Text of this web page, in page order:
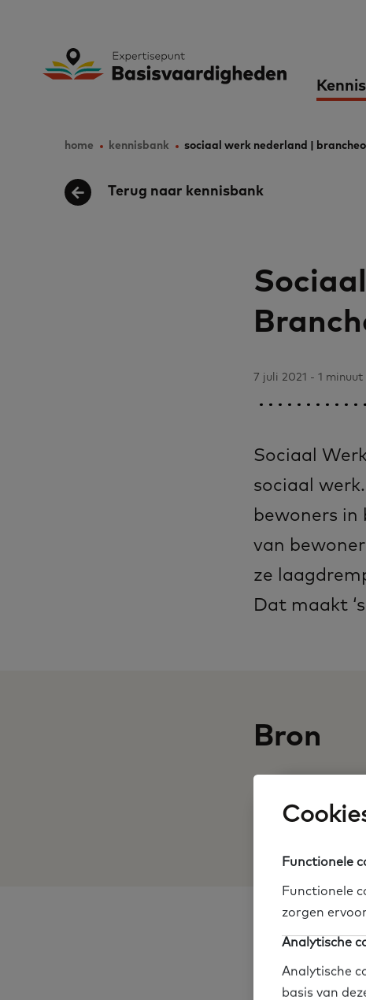
main
Expertisepunt
Breadcrumb
home kennisbank sociaal werk nederland |
Terug naar kennisbank
7 juli 2021 - 1
Sociaal
sociaal
bewoners in
van
ze
Dat maakt
Bron
Deel op social media
Functionele
Functionele
zorgen
Analytische
Analytische
basis van